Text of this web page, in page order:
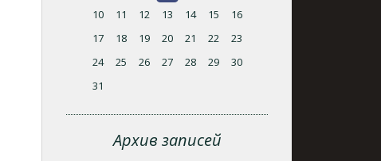
10
11 12 13 14 15
16
17
18 19 20 21 22
23
24
25 26 27 28 29
30
31
Архив записей